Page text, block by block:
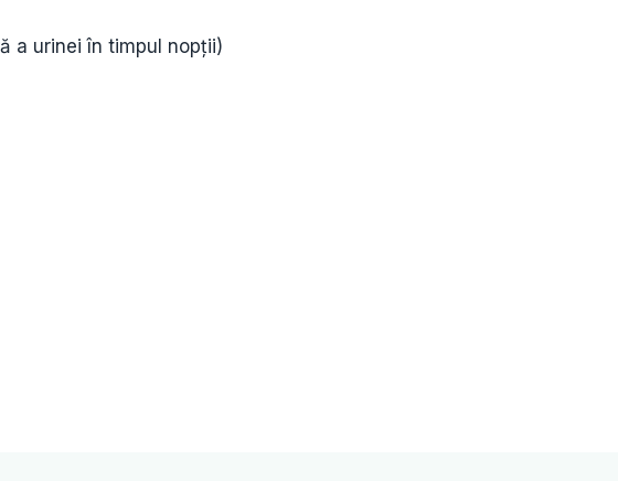
a urinei în timpul nopții)